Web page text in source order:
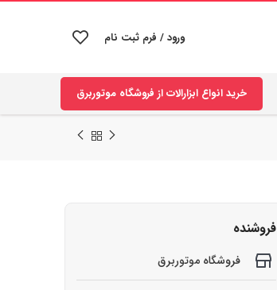
ورود / فرم ثبت نام
خرید انواع ابزارالات از فروشگاه موتوربرق
فروشنده
فروشگاه موتوربرق